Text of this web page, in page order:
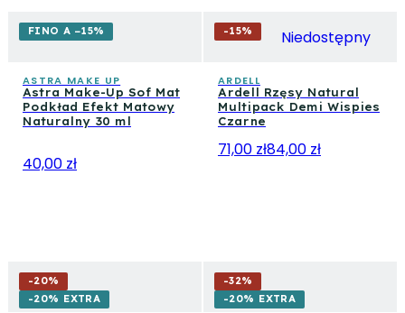
FINO A −15%
ASTRA MAKE UP
Astra Make-Up Sof Mat
Podkład Efekt Matowy
Naturalny 30 ml
40,00 zł
-15% Niedostępny
ARDELL
Ardell Rzęsy Natural
Multipack Demi Wispies
Czarne
71,00 zł84,00 zł
-20%
-20% EXTRA
-32%
-20% EXTRA